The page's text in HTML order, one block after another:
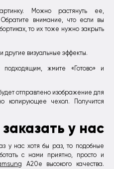
Можно растянуть ее,
внимание, что если вы
то их тоже нужно закрыть
другие визуальные эффекты.
подходящим, жмите «Готово» и
отправлено изображение для
копирующее чехол. Получится
у нас
у нас хотя бы раз, то подобные
с нами приятно, просто и
A20e высокого качества.